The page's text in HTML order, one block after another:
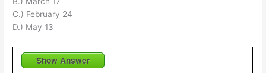
C.) February 24
D.) May 13
Show Answer